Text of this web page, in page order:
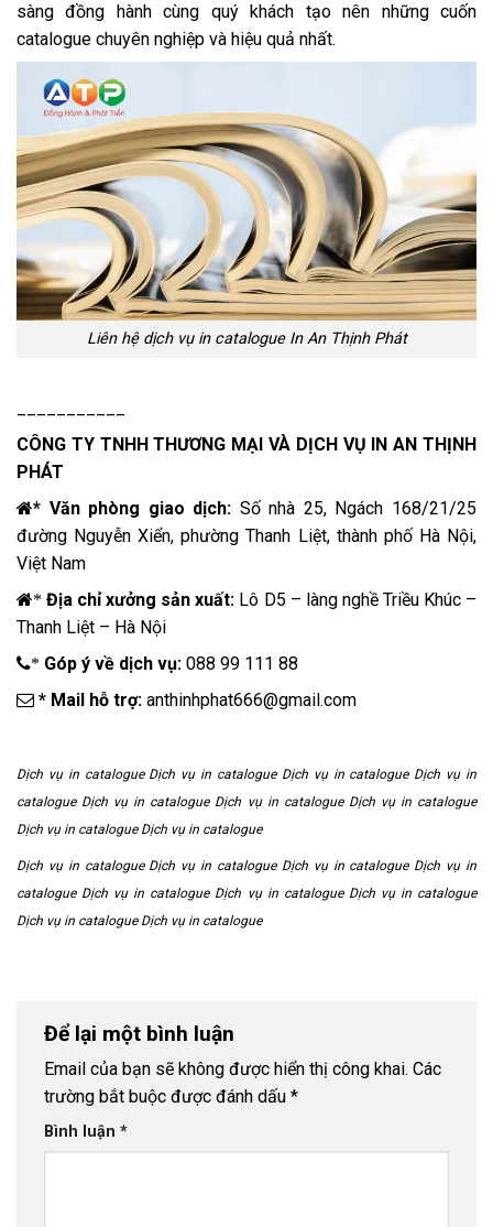
sàng đồng hành cùng quý khách tạo nên những cuốn
catalogue chuyên nghiệp và hiệu quả nhất.
Liên hệ dịch vụ in catalogue In An Thịnh Phát
CÔNG TY TNHH THƯƠNG MẠI VÀ DỊCH VỤ
IN AN THỊNH
PHÁT
* Văn phòng giao dịch: Số nhà 25, Ngách 168/21/25
đường Nguyễn Xiển, phường Thanh Liệt, thành phố Hà Nội,
Việt Nam
* Địa chỉ xưởng sản xuất: Lô D5 – làng nghề Triều Khúc –
Thanh Liệt – Hà Nội
* Góp ý về dịch vụ: 088 99 111 88
* Mail hỗ trợ: anthinhphat666@gmail.com
Dịch vụ in catalogue Dịch vụ in catalogue Dịch vụ in catalogue Dịch vụ in
catalogue Dịch vụ in catalogue Dịch vụ in catalogue Dịch vụ in catalogue
Dịch vụ in catalogue Dịch vụ in catalogue
Dịch vụ in catalogue Dịch vụ in catalogue Dịch vụ in catalogue Dịch vụ in
catalogue Dịch vụ in catalogue Dịch vụ in catalogue Dịch vụ in catalogue
Dịch vụ in catalogue Dịch vụ in catalogue
Để lại một bình luận
Email của bạn sẽ không được hiển thị công khai. Các
trường bắt buộc được đánh dấu *
Bình luận *